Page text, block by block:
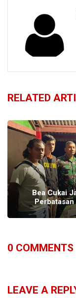
RELATED
Bea Cukai
0 COMMENTS
LEAVE A